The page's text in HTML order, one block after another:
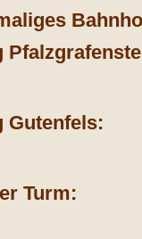
Gutenfels:
Turm: